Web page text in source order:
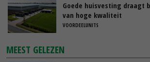
Goede huisvesting draagt
van hoge kwaliteit
VOORDEELUNITS
MEEST GELEZEN